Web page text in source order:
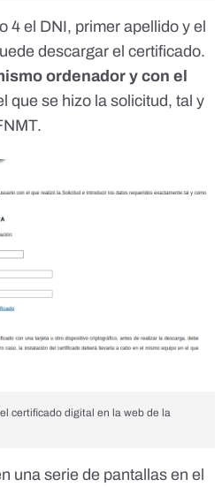
4 el DNI, primer apellido y el
descargar el certificado.
ordenador y con el
que se hizo la solicitud, tal y
.
certificado digital en la web de la
una serie de pantallas en el